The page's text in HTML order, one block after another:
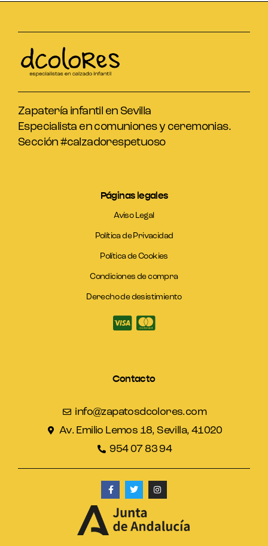
Zapatería infantil en Sevilla
Especialista en comuniones y ceremonias.
Sección #calzadorespetuoso
Páginas legales
Aviso Legal
Política de Privacidad
Política de Cookies
Condiciones de compra
Derecho de desistimiento
Contacto
info@zapatosdcolores.com
Av. Emilio Lemos 18, Sevilla, 41020
954 07 83 94